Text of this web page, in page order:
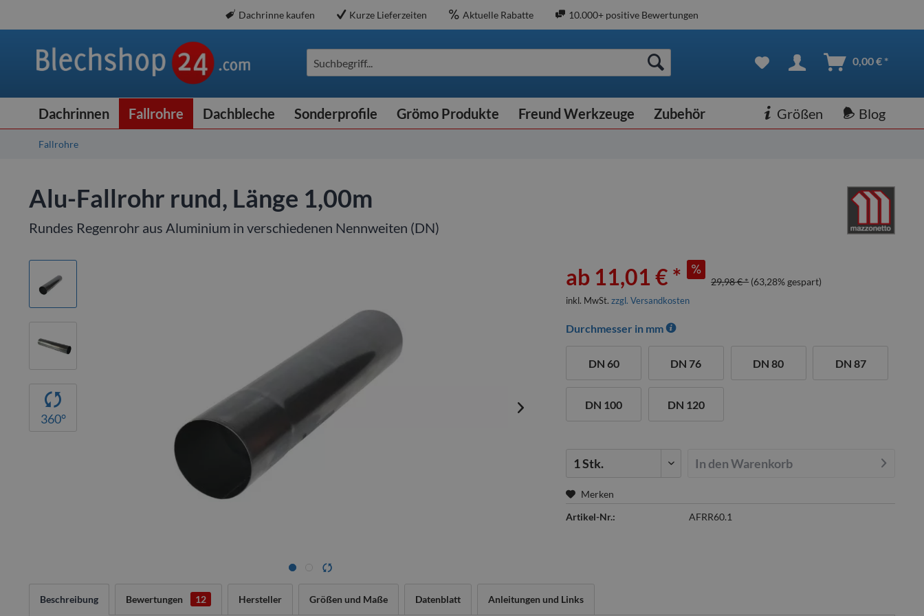
Dachrinne kaufen Kurze Lieferzeiten Aktuelle Rabatte 10.000+ positive Bewertungen
Suchbegriff... 0,00 € *
Dachrinnen Fallrohre Dachbleche Sonderprofile Grömo Produkte Freund Werkzeuge Zubehör Blog
Größen
Fallrohre
Alu-Fallrohr rund, Länge 1,00m
Rundes Regenrohr aus Aluminium in verschiedenen Nennweiten (DN)
360°
ab 11,01 € * 29,98 € * (63,28% gespart)
inkl. MwSt.zzgl. Versandkosten
Durchmesser in mm
DN 60 DN 76 DN 80 DN 87
DN 100 DN 120
In denWarenkorb
Merken
Artikel-Nr.:
AFRR60.1
Beschreibung Bewertungen 12 Hersteller Größen und Maße Datenblatt Anleitungen und Links